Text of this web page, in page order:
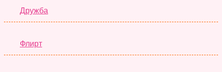
Дружба
Флирт